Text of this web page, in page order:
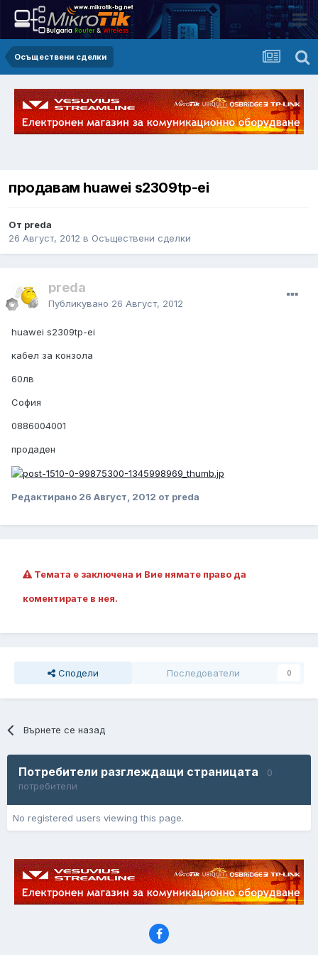
Осъществени сделки
продавам huawei s2309tp-ei
От preda
26 Август, 2012 в Осъществени сделки
preda
Публикувано 26 Август, 2012
huawei s2309tp-ei
кабел за конзола
60лв
София
0886004001
продаден
Редактирано 26 Август, 2012 от preda
Темата е заключена и Вие нямате право да
коментирате в нея.
Сподели Последователи 0
Върнете се назад
Потребители разглеждащи страницата
0
потребители
No registered users viewing this page.